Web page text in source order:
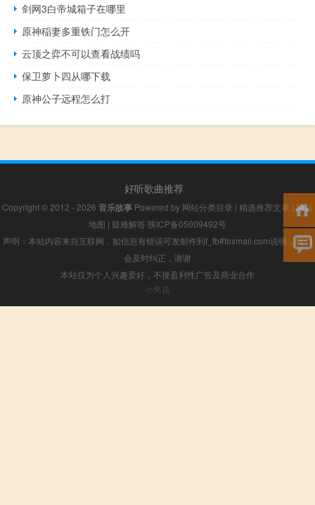
剑网3白帝城箱子在哪里
原神稲妻多重铁门怎么开
云顶之弈不可以查看战绩吗
保卫萝卜四从哪下载
原神公子远程怎么打
好听歌曲推荐
Copyright © 2012 - 2026 音乐故事 Powered by 网站分类目录 | 精选推荐文章 |网站
地图 | 疑难解答 陕ICP备05009492号
声明：本站内容来自互联网，如信息有错误可发邮件到f_fb#foxmail.com说明，我们
会及时纠正，谢谢
本站仅为个人兴趣爱好，不接盈利性广告及商业合作
小男孩